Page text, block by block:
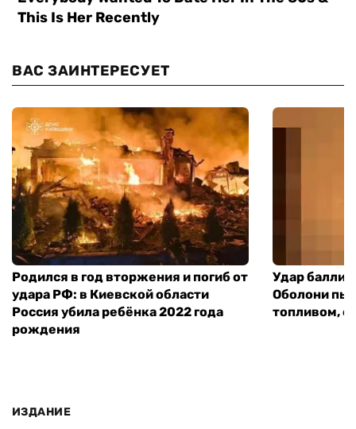
ВАС ЗАИНТЕРЕСУЕТ
Родился в год вторжения и погиб от
удара РФ: в Киевской области
Россия убила ребёнка 2022 года
рождения
Удар
Оболони
топливом,
ИЗДАНИЕ